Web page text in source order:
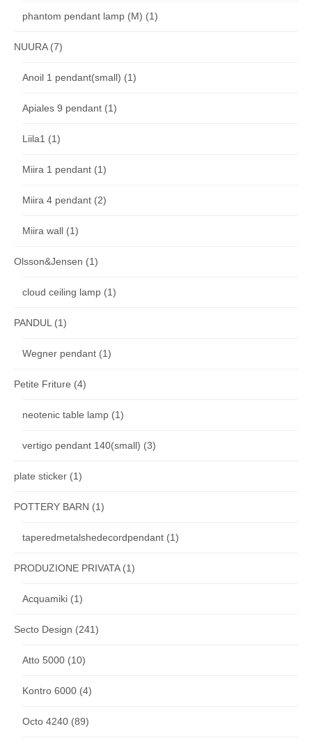
phantom pendant lamp (M) (1)
NUURA(7)
Anoil 1 pendant(small) (1)
Apiales 9 pendant (1)
Liila1 (1)
Miira 1 pendant (1)
Miira 4 pendant (2)
Miira wall (1)
Olsson&Jensen (1)
cloud ceiling lamp (1)
PANDUL (1)
Wegner pendant (1)
Petite Friture (4)
neotenic table lamp (1)
vertigo pendant 140(small) (3)
plate sticker (1)
POTTERY BARN (1)
taperedmetalshedecordpendant (1)
PRODUZIONE PRIVATA(1)
Acquamiki (1)
Secto Design (241)
Atto 5000 (10)
Kontro 6000 (4)
Octo 4240 (89)